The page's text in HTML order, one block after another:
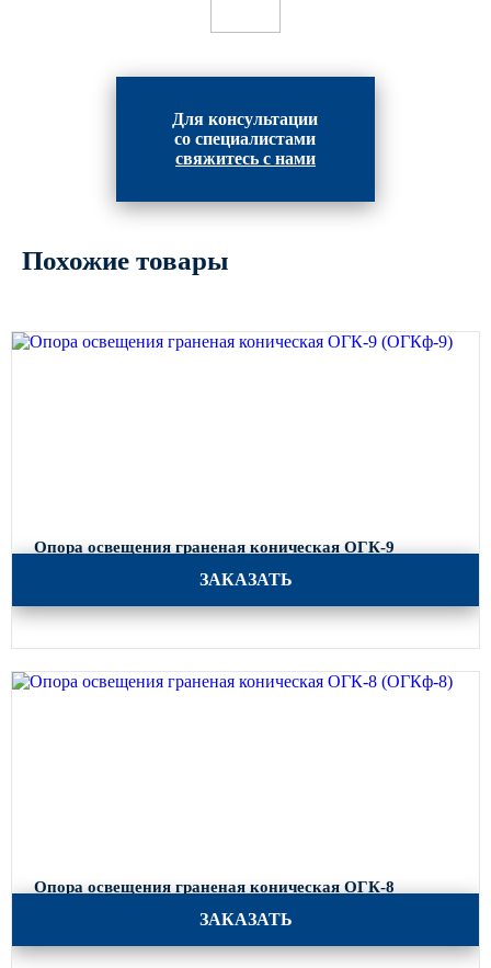
ЗАКЛАДНЫЕ ДЕТАЛИ
МАФ (МАЛЫЕ АРХИТЕКТУРНЫЕ ФОРМЫ)
Для консультации
со специалистами
свяжитесь с нами
Похожие товары
Опора освещения граненая коническая ОГК-9
ЗАКАЗАТЬ
Опора освещения граненая коническая ОГК-8
ЗАКАЗАТЬ